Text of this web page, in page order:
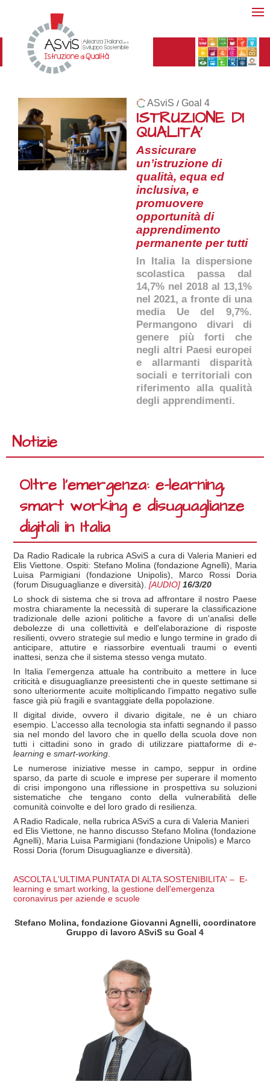
ASviS / Goal 4
ISTRUZIONE DI
QUALITA'
Assicurare
un’istruzione di
qualità, equa ed
inclusiva, e
promuovere
opportunità di
apprendimento
permanente per tutti
In Italia la dispersione
scolastica passa dal
14,7% nel 2018 al 13,1%
nel 2021, a fronte di una
media Ue del 9,7%.
Permangono divari di
genere più forti che
negli altri Paesi europei
e allarmanti disparità
sociali e territoriali con
riferimento alla qualità
degli apprendimenti.
Notizie
Oltre l'emergenza: e-learning,
smart working e disuguaglianze
digitali in Italia
Da Radio Radicale la rubrica ASviS a cura di Valeria Manieri ed
Elis Viettone. Ospiti: Stefano Molina (fondazione Agnelli), Maria
Luisa Parmigiani (fondazione Unipolis), Marco Rossi Doria
(forum Disuguaglianze e diversità). [AUDIO] 16/3/20
Lo shock di sistema che si trova ad affrontare il nostro Paese
mostra chiaramente la necessità di superare la classificazione
tradizionale delle azioni politiche a favore di un'analisi delle
debolezze di una collettività e dell'elaborazione di risposte
resilienti, ovvero strategie sul medio e lungo termine in grado di
anticipare, attutire e riassorbire eventuali traumi o eventi
inattesi, senza che il sistema stesso venga mutato.
In Italia l’emergenza attuale ha contribuito a mettere in luce
criticità e disuguaglianze preesistenti che in queste settimane si
sono ulteriormente acuite moltiplicando l’impatto negativo sulle
fasce già più fragili e svantaggiate della popolazione.
Il digital divide, ovvero il divario digitale, ne è un chiaro
esempio. L’accesso alla tecnologia sta infatti segnando il passo
sia nel mondo del lavoro che in quello della scuola dove non
tutti i cittadini sono in grado di utilizzare piattaforme di e-
learning e smart-working
Le numerose iniziative messe in campo, seppur in ordine
sparso, da parte di scuole e imprese per superare il momento
di crisi impongono una riflessione in prospettiva su soluzioni
sistematiche che tengano conto della vulnerabilità delle
comunità coinvolte e del loro grado di resilienza.
A Radio Radicale, nella rubrica ASviS a cura di Valeria Manieri
ed Elis Viettone, ne hanno discusso Stefano Molina (fondazione
Agnelli), Maria Luisa Parmigiani (fondazione Unipolis) e Marco
Rossi Doria (forum Disuguaglianze e diversità).
ASCOLTA L'ULTIMA PUNTATA DI ALTA SOSTENIBILITA' – E-
learning e smart working, la gestione dell'emergenza
coronavirus per aziende e scuole
Stefano Molina, fondazione Giovanni Agnelli, coordinatore
Gruppo di lavoro ASviS su Goal 4